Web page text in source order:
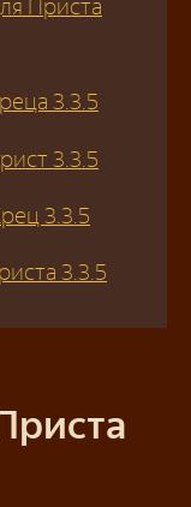
Приста
3.3.5
3.3.5
3.3.5
3.3.5